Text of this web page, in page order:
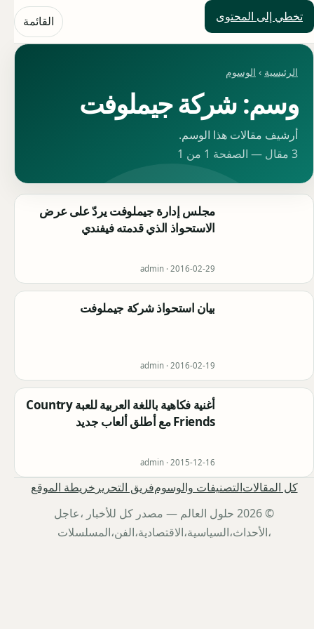
تخطي إلى المحتوى
حلول العالم القائمة
الرئيسية › الوسوم
وسم: شركة جيملوفت
أرشيف مقالات هذا الوسم.
3 مقال — الصفحة 1 من 1
مجلس إدارة جيملوفت يردّ على عرض
الاستحواذ الذي قدمته فيفندي
admin · 2016-02-29
بيان استحواذ شركة جيملوفت
admin · 2016-02-19
أغنية فكاهية باللغة العربية للعبة Country
Friends مع أطلق ألعاب جديد
admin · 2015-12-16
كل المقالاتالتصنيفات والوسومفريق التحرير خريطة الموقع
© 2026 حلول العالم — مصدر كل للأخبار ،عاجل
،الأحداث،السياسية،الاقتصادية،الفن،المسلسلات